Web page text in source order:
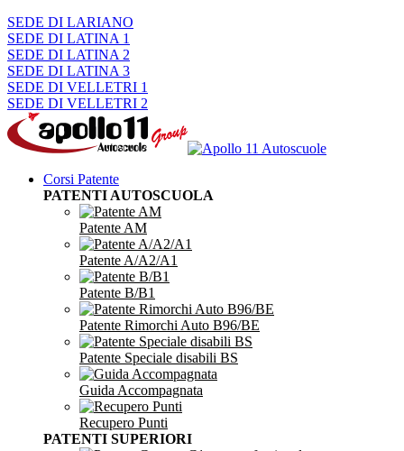
SEDE DI LARIANO
SEDE DI LATINA 1
SEDE DI LATINA 2
SEDE DI LATINA 3
SEDE DI VELLETRI 1
SEDE DI VELLETRI 2
Corsi Patente
PATENTI AUTOSCUOLA
Patente AM
Patente A/A2/A1
Patente B/B1
Patente Rimorchi Auto B96/BE
Patente Speciale disabili BS
Guida Accompagnata
Recupero Punti
PATENTI SUPERIORI